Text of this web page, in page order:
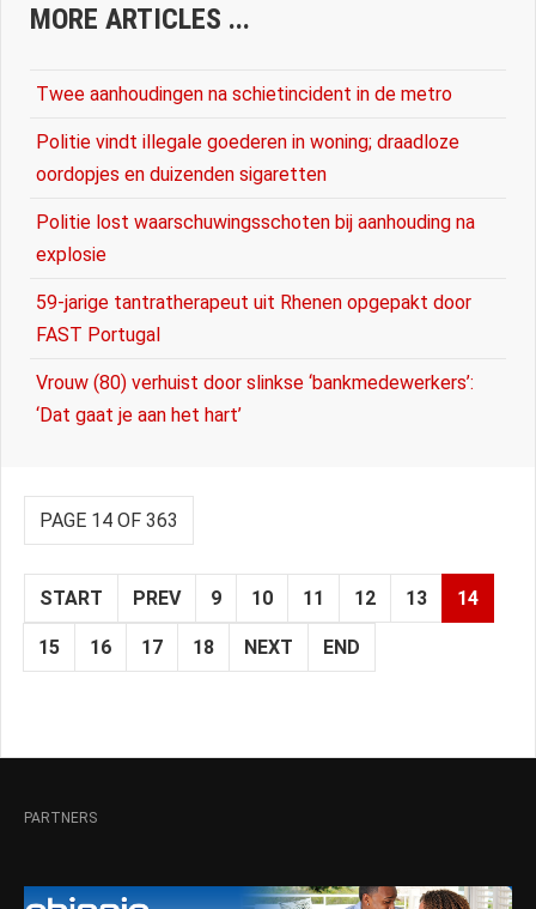
MORE ARTICLES ...
Twee aanhoudingen na schietincident in de metro
Politie vindt illegale goederen in woning; draadloze
oordopjes en duizenden sigaretten
Politie lost waarschuwingsschoten bij aanhouding na
explosie
59-jarige tantratherapeut uit Rhenen opgepakt door
FAST Portugal
Vrouw (80) verhuist door slinkse ‘bankmedewerkers’:
‘Dat gaat je aan het hart’
PAGE 14 OF 363
START PREV 9 10 11 12 13 14
15 16 17 18 NEXT END
PARTNERS